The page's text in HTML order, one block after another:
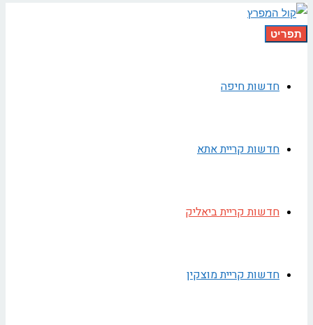
תפריט
חדשות חיפה
חדשות קריית אתא
חדשות קריית ביאליק
חדשות קריית מוצקין